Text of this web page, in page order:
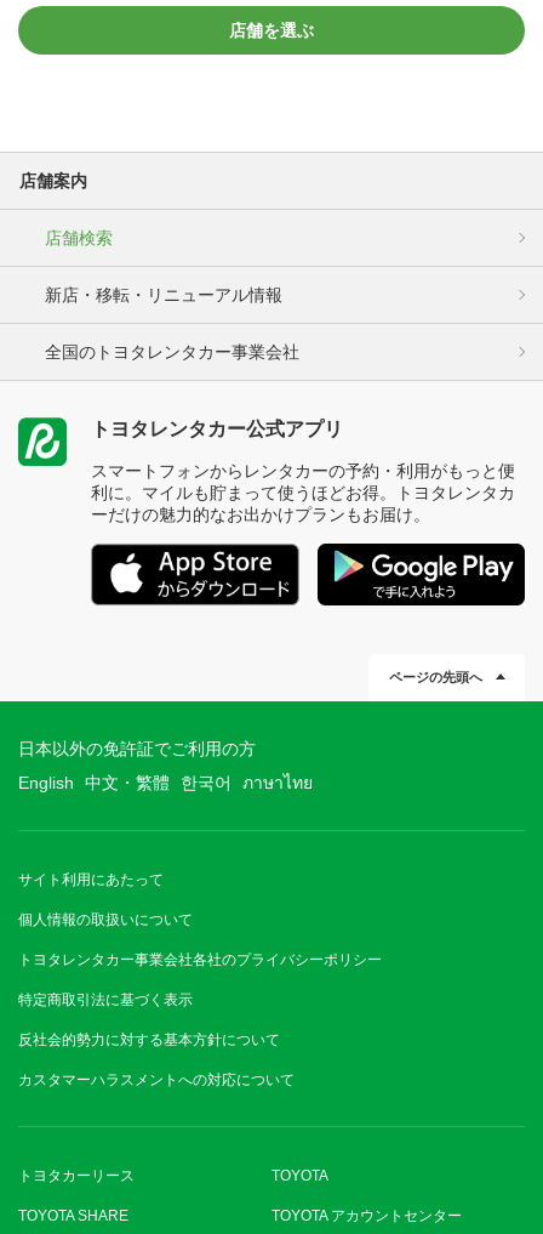
店舗を選ぶ
店舗案内
店舗検索
新店・移転・リニューアル情報
全国のトヨタレンタカー事業会社
トヨタレンタカー公式アプリ
スマートフォンからレンタカーの予約・利用がもっと便
利に。マイルも貯まって使うほどお得。トヨタレンタカ
ーだけの魅力的なお出かけプランもお届け。
ページの先頭へ
日本以外の免許証でご利用の方
English
中文・繁體 한국어 ภาษาไทย
サイト利用にあたって
個人情報の取扱いについて
トヨタレンタカー事業会社各社のプライバシーポリシー
特定商取引法に基づく表示
反社会的勢力に対する基本方針について
カスタマーハラスメントへの対応について
トヨタカーリース TOYOTA
TOYOTA SHARE TOYOTA アカウントセンター